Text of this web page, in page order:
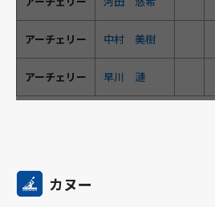
アーチェリー 中村 美樹
アーチェリー 早川 漣
カヌー